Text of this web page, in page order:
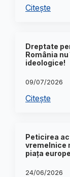
Citește
Dreptate
România
ideologice!
09/07/2026
Citește
Peticirea
vremelnice
piața
24/06/2026